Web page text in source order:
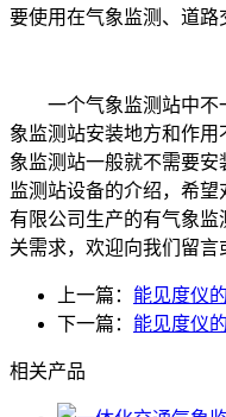
要使用在气象监测、道路
一个气象监测站中不
象监测站安装地方和作
象监测站一般就不需要
监测站设备的介绍，希
有限公司生产的有气象监
关需求，欢迎向我们留言
上一篇： 能见度仪
下一篇： 能见度仪
相关产品